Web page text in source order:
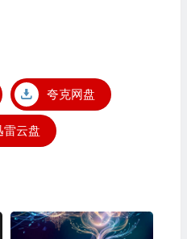
夸克网盘
雷云盘